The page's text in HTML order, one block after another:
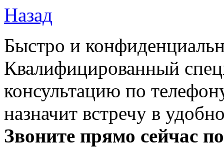
Назад
Быстро и
Квалифицированный
консультацию по
назначит встречу в
Звоните прямо сейчас